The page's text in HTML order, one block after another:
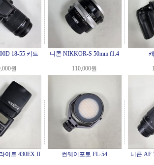
18-55 키트
원
니콘 NIKKOR-S 50mm f1.4
110,000원
이트 430EX II 썬웨이포토 FL-54 니콘 AF